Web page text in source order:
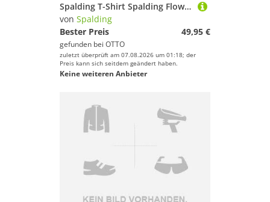
Spalding T-Shirt Spalding Flow Hoody Kids Baumwolle
von Spalding
Bester Preis
49,95 €
gefunden bei OTTO
zuletzt überprüft am 07.08.2026 um 01:18; der
Preis kann sich seitdem geändert haben.
Keine weiteren Anbieter